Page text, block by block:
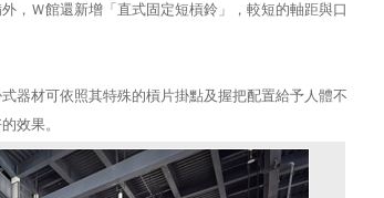
，Ｗ館還新增「直式固定短槓鈴」，較短的軸距與口
器材可依照其特殊的槓片掛點及握把配置給予人體不
效果。